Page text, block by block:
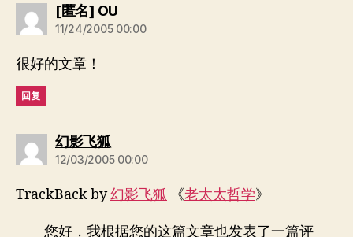
[匿名] OU说：
11/24/2005 00:00
很好的文章！
回复
幻影飞狐说：
12/03/2005 00:00
TrackBack by幻影飞狐 《老太太哲学》
您好，我根据您的这篇文章也发表了一篇评